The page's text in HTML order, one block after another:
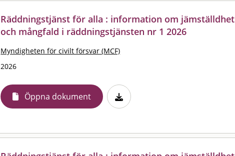
Räddningstjänst för alla : information om jämställdhet
och mångfald i räddningstjänsten nr 1 2026
Myndigheten för civilt försvar (MCF)
2026
Öppna dokument